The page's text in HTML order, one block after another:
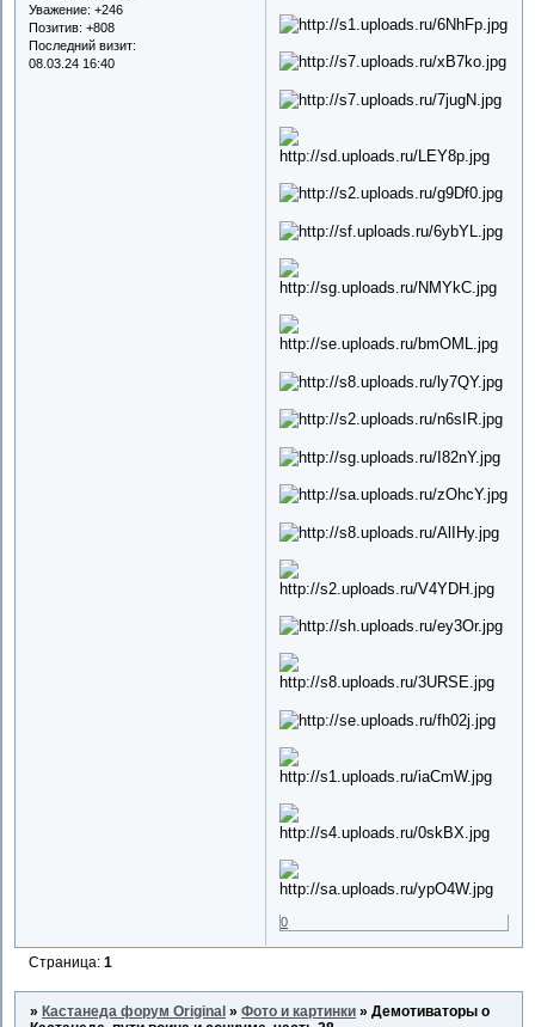
Уважение: +246
Позитив: +808
Последний визит:
08.03.24 16:40
0
Страница:1
» Кастанеда форум Original »Фото и картинки »Демотиваторы о